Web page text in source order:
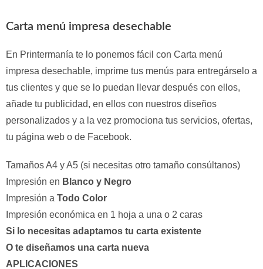
Carta menú impresa desechable
En Printermanía te lo ponemos fácil con Carta menú
impresa desechable, imprime tus menús para entregárselo a
tus clientes y que se lo puedan llevar después con ellos,
añade tu publicidad, en ellos con nuestros diseños
personalizados y a la vez promociona tus servicios, ofertas,
tu página web o de Facebook.
Tamaños A4 y A5 (si necesitas otro tamaño consúltanos)
Impresión en Blanco y Negro
Impresión a Todo Color
Impresión económica en 1 hoja a una o 2 caras
Si lo necesitas adaptamos tu carta existente
O te diseñamos una carta nueva
APLICACIONES